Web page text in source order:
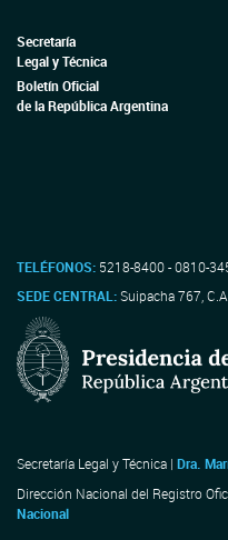
Secretaría
Legal y Técnica
Boletín Oficial
de la República Argentina
TELÉFONOS: 5218-8400 - 0810-
SEDE CENTRAL:Suipacha 767,
Secretaría Legal y Técnica | Dra.
Dirección Nacional del Registro
Nacional